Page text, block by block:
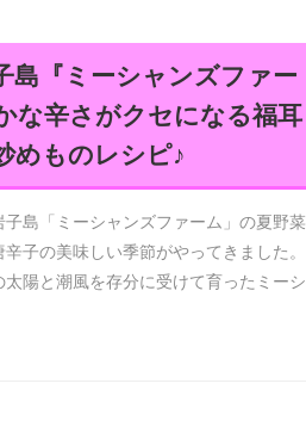
島『ミーシャンズファー
な辛さがクセになる福耳
めものレシピ♪
子島「ミーシャンズファーム」の夏野菜
子の美味しい季節がやってきました。
太陽と潮風を存分に受けて育ったミーシ